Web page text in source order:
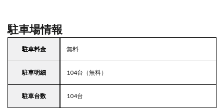
駐車場情報
駐車料金 無料
駐車明細 104台（無料）
駐車台数 104台